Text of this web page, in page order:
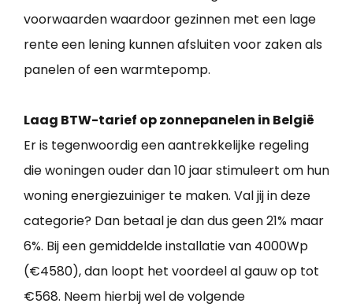
voorwaarden waardoor gezinnen met een lage
rente een lening kunnen afsluiten voor zaken als
panelen of een warmtepomp.
Laag BTW-tarief op zonnepanelen in België
Er is tegenwoordig een aantrekkelijke regeling
die woningen ouder dan 10 jaar stimuleert om hun
woning energiezuiniger te maken. Val jij in deze
categorie? Dan betaal je dan dus geen 21% maar
6%. Bij een gemiddelde installatie van 4000Wp
(€4580), dan loopt het voordeel al gauw op tot
€568. Neem hierbij wel de volgende